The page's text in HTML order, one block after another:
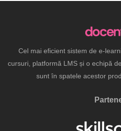
Cel mai eficient sistem de e-
cursuri, platformă LMS și o echipă
sunt în spatele acestor